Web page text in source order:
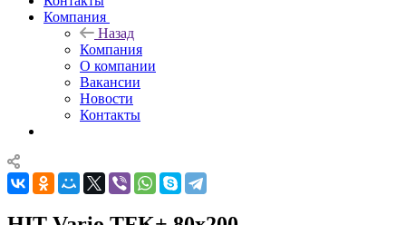
Компания
Назад
Компания
О компании
Вакансии
Новости
Контакты